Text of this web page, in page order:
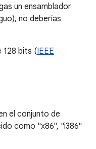
un ensamblador
no deberías
128 bits (IEEE
el conjunto de
como "x86", "i386"